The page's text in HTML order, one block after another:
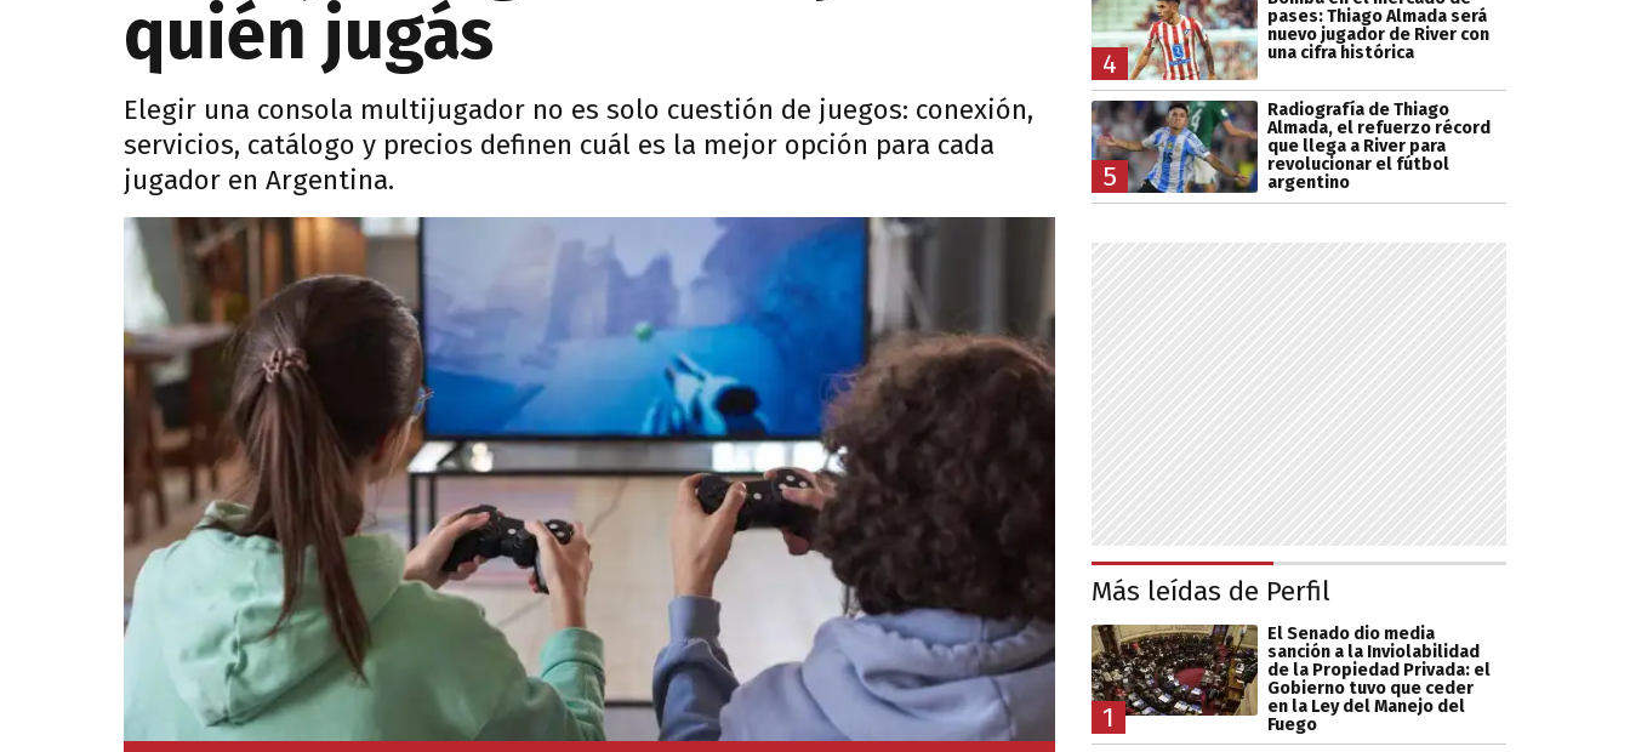
quién jugás
Elegir una consola multijugador no es solo cuestión de juegos: conexión,
servicios, catálogo y precios definen cuál es la mejor opción para cada
jugador en Argentina.
4
pases: Thiago Almada será
nuevo jugador de River con
una cifra histórica
5
Radiografía de Thiago
Almada, el refuerzo récord
que llega a River para
revolucionar el fútbol
argentino
Más leídas de Perfil
1
El Senado dio media
sanción a la Inviolabilidad
de la Propiedad Privada: el
Gobierno tuvo que ceder
en la Ley del Manejo del
Fuego